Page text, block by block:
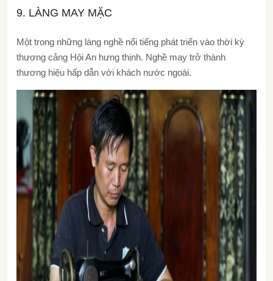
9. LÀNG MAY MẶC
Một trong những làng nghề nổi tiếng phát triển vào thời kỳ
thương cảng Hội An hưng thịnh. Nghề may trở thành
thương hiệu hấp dẫn với khách nước ngoài.